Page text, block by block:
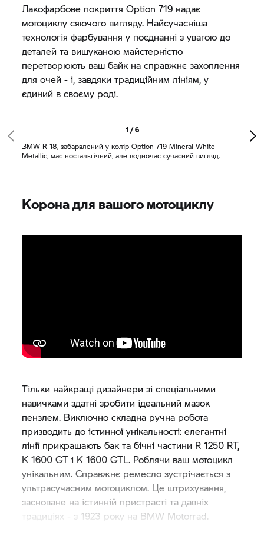
Лакофарбове покриття Option 719 надає
мотоциклу сяючого вигляду. Найсучасніша
технологія фарбування у поєднанні з увагою до
деталей та вишуканою майстерністю
перетворюють ваш байк на справжнє захоплення
для очей - і, завдяки традиційним лініям, у
єдиний в своєму роді.
1 / 6
BMW R 18, забарвлений у колір Option 719 Mineral White
Metallic, має ностальгічний, але водночас сучасний вигляд.
Корона для вашого мотоциклу
Тільки найкращі дизайнери зі спеціальними
навичками здатні зробити ідеальний мазок
пензлем. Виключно складна ручна робота
призводить до істинної унікальності: елегантні
лінії прикрашають бак та бічні частини R 1250 RT,
K 1600 GT і K 1600 GTL. Роблячи ваш мотоцикл
унікальним. Справжнє ремесло зустрічається з
ультрасучасним мотоциклом. Це штрихування,
засноване на істинній пристрасті та давніх
традиціях - з 1923 року на BMW Motorrad.